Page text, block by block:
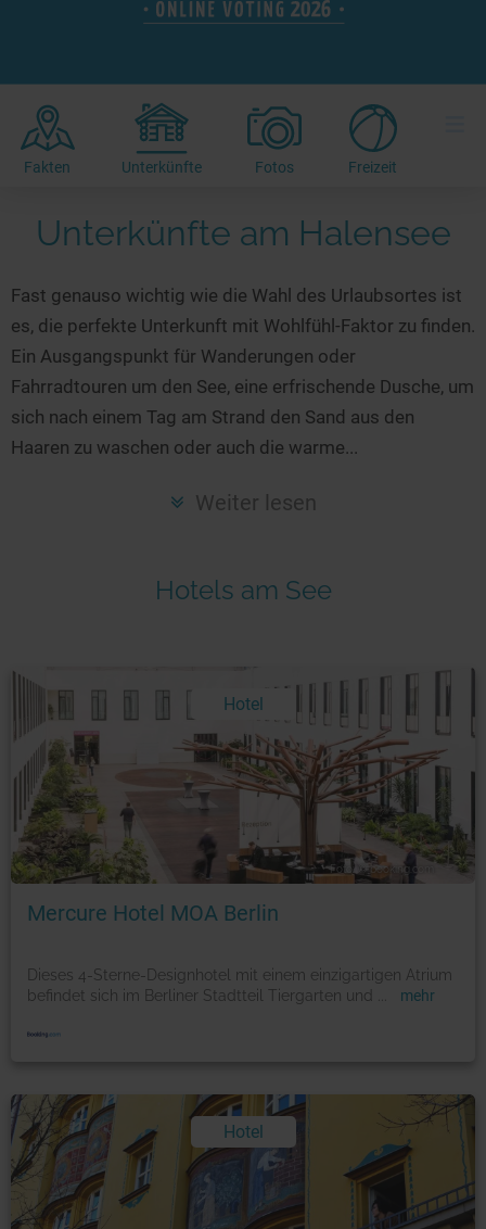
Radtouren am See
Kitesurfen
Kanu- & Kajaktouren
Badeseen in Deutschland
Wellness am See
Romantik Hotels
Urlaub an der Küste
Unterkünfte
Hotels am See
Ferienwohnungen
Camping
Kanu- & Kajak-Urlaub
Wanderurlaub
Bikeurlaub
Auszeit & Wellness
Camping am See
Top-Hotels
Familienhotels
Wellness-Hotels
Ausgefallenes
Häuser auf dem Wasser
Hundefreundliche Unterkünfte
Seen in Deutschland
Seen in Europa
Überwachte Badestellen
Unsere See-Highlights
Deutschlands schönste Seen
Top Seen nach Bundesländern
Top Seen nach Regionen
Deutschlands Lieblingsseen
Schweden
Norwegen
alle Länder…
Fakten Unterkünfte Fotos Freizeit
Unterkünfte am Halensee
Fast genauso wichtig wie die Wahl des Urlaubsortes ist
es, die perfekte Unterkunft mit Wohlfühl-Faktor zu finden.
Ein Ausgangspunkt für Wanderungen oder
Fahrradtouren um den See, eine erfrischende Dusche, um
sich nach einem Tag am Strand den Sand aus den
Haaren zu waschen oder auch die warme...
Weiter lesen
Hotels am See
Hotel
Foto: © booking.com
Mercure Hotel MOA Berlin
Dieses 4-Sterne-Designhotel mit einem einzigartigen Atrium
befindet sich im Berliner Stadtteil Tiergarten und
mehr
Hotel